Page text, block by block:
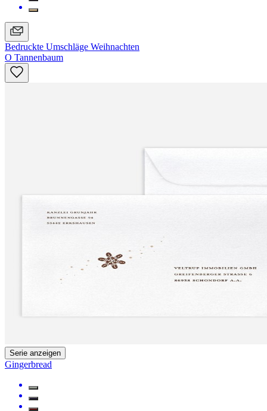
Bedruckte Umschläge Weihnachten
O Tannenbaum
Serie anzeigen
Gingerbread